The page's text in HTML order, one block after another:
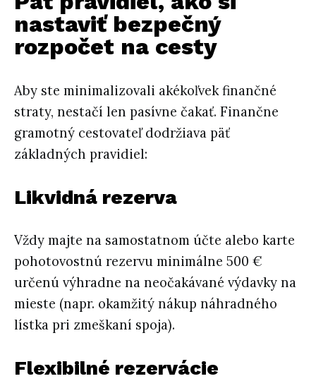
nastaviť bezpečný
rozpočet na cesty
Aby ste minimalizovali akékoľvek finančné
straty, nestačí len pasívne čakať. Finančne
gramotný cestovateľ dodržiava päť
základných pravidiel:
Likvidná rezerva
Vždy majte na samostatnom účte alebo karte
pohotovostnú rezervu minimálne 500 €
určenú výhradne na neočakávané výdavky na
mieste (napr. okamžitý nákup náhradného
lístka pri zmeškaní spoja).
Flexibilné rezervácie